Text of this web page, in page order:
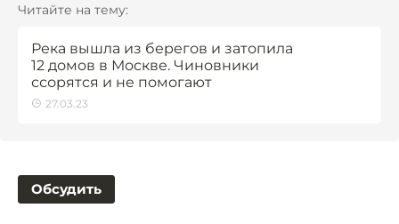
Читайте на тему:
Река вышла из берегов и затопила
12 домов в Москве. Чиновники
ссорятся и не помогают
27.03.23
Обсудить